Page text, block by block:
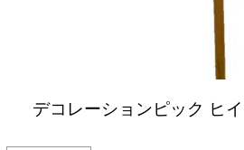
デコレーションピック ヒ